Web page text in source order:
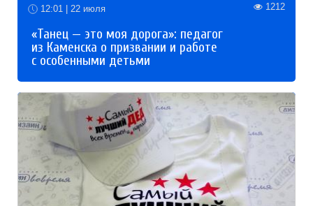
12:01 | 22 июля 1212
«Танец — это моя дорога»: педагог
из Каменска о призвании и работе
с особенными детьми